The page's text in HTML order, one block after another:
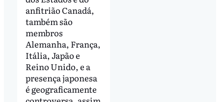
anfitrião Canadá,
também são
membros
Alemanha, França,
Itália, Japão e
Reino Unido, e a
presença japonesa
é geograficamente